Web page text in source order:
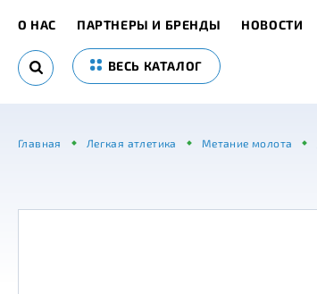
О НАС ПАРТНЕРЫ И БРЕНДЫ НОВОСТИ
ВЕСЬ КАТАЛОГ
Главная Легкая атлетика Метание молота